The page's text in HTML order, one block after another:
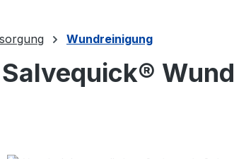
Wundreinigung